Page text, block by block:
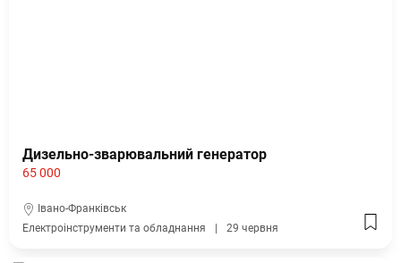
Дизельно-зварювальний генератор
65 000
Івано-Франківськ
Електроінструменти та обладнання
29 червня